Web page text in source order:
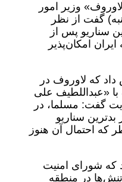
وزیر امور
گفت از نظر
سناریو پس از
امکان‌پذیر
که لاوروف در
«عبداللطیف علی
گفت: مسلما، در
بدترین سناریو
که احتمال آن هنوز
که شورای امنیت
در منطقه